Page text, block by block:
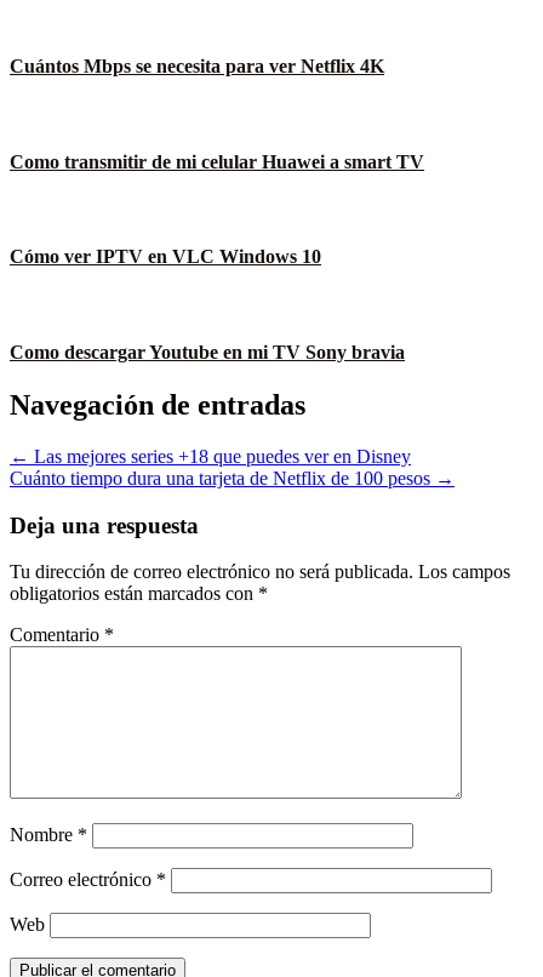
Cuántos Mbps se necesita para ver Netflix 4K
Como transmitir de mi celular Huawei a smart TV
Cómo ver IPTV en VLC Windows 10
Como descargar Youtube en mi TV Sony bravia
Navegación de entradas
← Las mejores series +18 que puedes ver en Disney
Cuánto tiempo dura una tarjeta de Netflix de 100 pesos →
Deja una respuesta
Tu dirección de correo electrónico no será publicada. Los campos
obligatorios están marcados con *
Comentario *
Nombre *
Correo electrónico *
Web